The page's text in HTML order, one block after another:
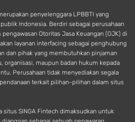
penyelenggara LPBBTI yang
Indonesia. Berdiri sebagai perusahaan
Otoritas Jasa Keuangan (OJK) di
layanan interfacing sebagai penghubung
dan pihak yang membutuhkan pinjaman
organisasi, maupun badan hukum kepada
Perusahaan tidak menyediakan segala
terkait pilihan-pilihan dalam situs
situs SINGA Fintech dimaksudkan untuk